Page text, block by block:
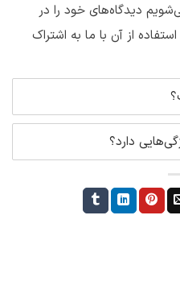
دیدگاه‌های خود را در
از آن با ما به اشتراک
دارد؟